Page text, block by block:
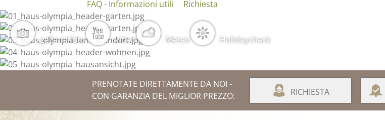
FAQ - Informazioni utili
Richiesta
galleria foto video Meteo Holidaycheck
PRENOTATE DIRETTAMENTE DA NOI -
CON GARANZIA DEL MIGLIOR PREZZO:
RICHIESTA